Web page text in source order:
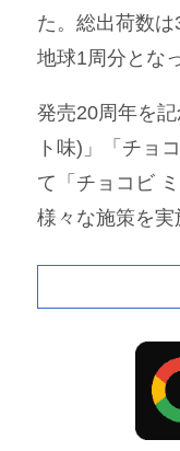
た。総出荷数
地球1周分とな
発売20周年を
ト味)」「チョ
て「チョコビ
様々な施策を実